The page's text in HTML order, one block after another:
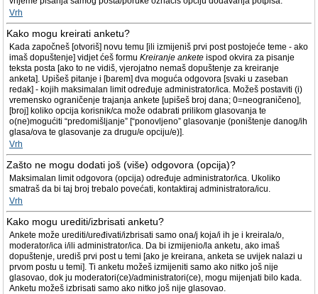
Vrh
Kako mogu kreirati anketu?
Kada započneš [otvoriš] novu temu [ili izmijeniš prvi post postojeće teme - ako
imaš dopuštenje] vidjet ćeš formu Kreiranje ankete ispod okvira za pisanje
teksta posta [ako to ne vidiš, vjerojatno nemaš dopuštenje za kreiranje
anketa]. Upišeš pitanje i [barem] dva moguća odgovora [svaki u zaseban
redak] - kojih maksimalan limit određuje administrator/ica. Možeš postaviti (i)
vremensko ograničenje trajanja ankete [upišeš broj dana; 0=neograničeno],
[broj] koliko opcija korisnik/ca može odabrati prilikom glasovanja te
o(ne)mogućiti “predomišljanje” [“ponovljeno” glasovanje (poništenje danog/ih
glasa/ova te glasovanje za drugu/e opciju/e)].
Vrh
Zašto ne mogu dodati još (više) odgovora (opcija)?
Maksimalan limit odgovora (opcija) određuje administrator/ica. Ukoliko
smatraš da bi taj broj trebalo povećati, kontaktiraj administratora/icu.
Vrh
Kako mogu urediti/izbrisati anketu?
Ankete može urediti/uređivati/izbrisati samo ona/j koja/i ih je i kreirala/o,
moderator/ica i/ili administrator/ica. Da bi izmijenio/la anketu, ako imaš
dopuštenje, urediš prvi post u temi [ako je kreirana, anketa se uvijek nalazi u
prvom postu u temi]. Ti anketu možeš izmijeniti samo ako nitko još nije
glasovao, dok ju moderatori(ce)/administratori(ce), mogu mijenjati bilo kada.
Anketu možeš izbrisati samo ako nitko još nije glasovao.